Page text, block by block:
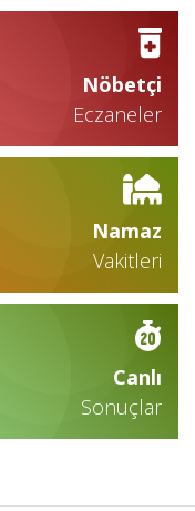
Nöbetçi
Eczaneler
Namaz
Vakitleri
Canlı
Sonuçlar